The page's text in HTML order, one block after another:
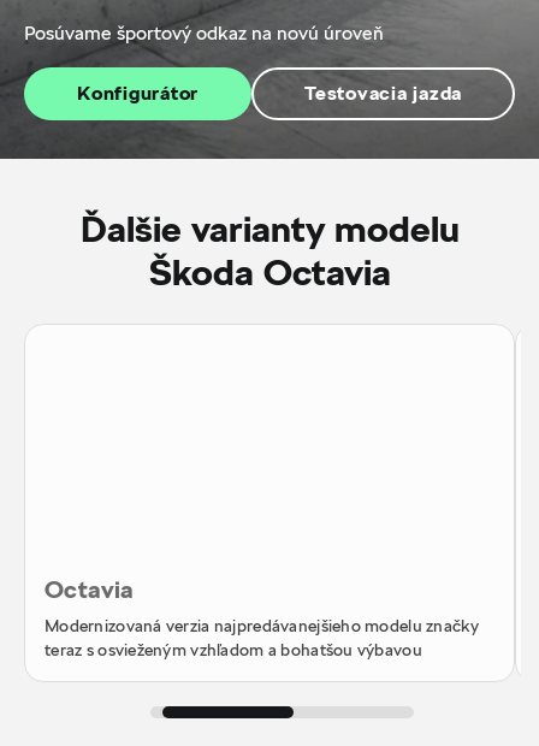
Posúvame športový odkaz na novú úroveň
Konfigurátor Testovacia jazda
Ďalšie varianty modelu
Škoda Octavia
Octavia
Modernizovaná verzia najpredávanejšieho modelu značky
teraz s osvieženým vzhľadom a bohatšou výbavou